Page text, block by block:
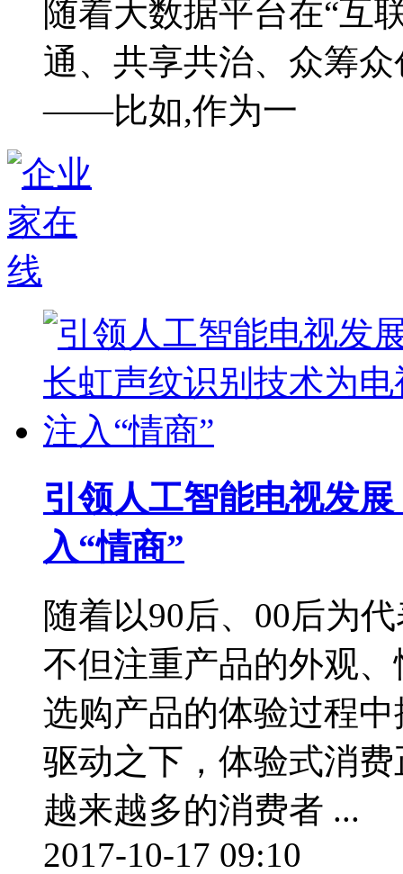
随着大数据平台在“互
通、共享共治、众筹
——比如,作为一
引领人工智能电视发
入“情商”
随着以90后、00后为
不但注重产品的外观
选购产品的体验过程
驱动之下，体验式消
越来越多的消费者 ...
2017-10-17 09:10